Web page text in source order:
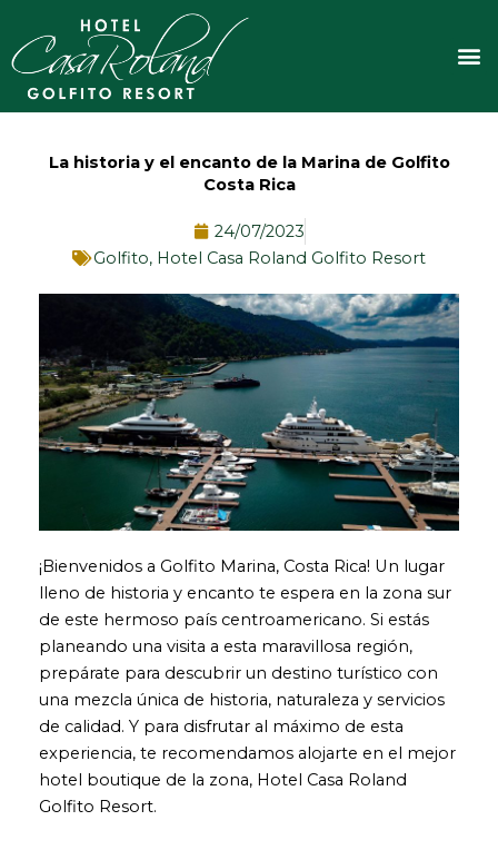
contenido
La historia y el encanto de la Marina de Golfito
Costa Rica
24/07/2023
Golfito, Hotel Casa Roland Golfito Resort
¡Bienvenidos a Golfito Marina, Costa Rica! Un lugar
lleno de historia y encanto te espera en la zona sur
de este hermoso país centroamericano. Si estás
planeando una visita a esta maravillosa región,
prepárate para descubrir un destino turístico con
una mezcla única de historia, naturaleza y servicios
de calidad. Y para disfrutar al máximo de esta
experiencia, te recomendamos alojarte en el mejor
hotel boutique de la zona, Hotel Casa Roland
Golfito Resort.